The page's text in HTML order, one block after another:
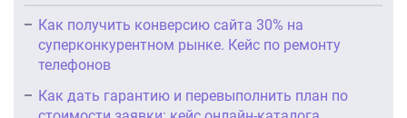
Как получить конверсию сайта 30% на
суперконкурентном рынке. Кейс по ремонту
телефонов
Как дать гарантию и перевыполнить план по